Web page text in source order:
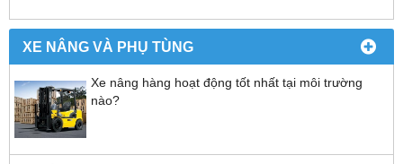
XE NÂNG VÀ PHỤ TÙNG
Xe nâng hàng hoạt động tốt nhất tại môi trường
nào?